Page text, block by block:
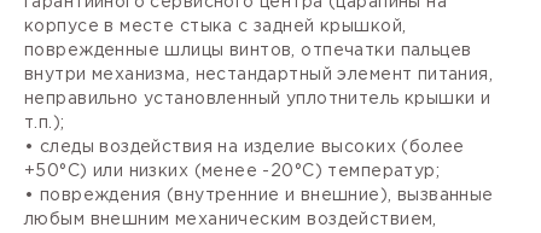
корпусе в месте стыка с задней крышкой,
поврежденные шлицы винтов, отпечатки пальцев
внутри механизма, нестандартный элемент питания,
неправильно установленный уплотнитель крышки и
т.п.);
• следы воздействия на изделие высоких (более
+50°С) или низких (менее -20°С) температур;
• повреждения (внутренние и внешние), вызванные
любым внешним механическим воздействием,